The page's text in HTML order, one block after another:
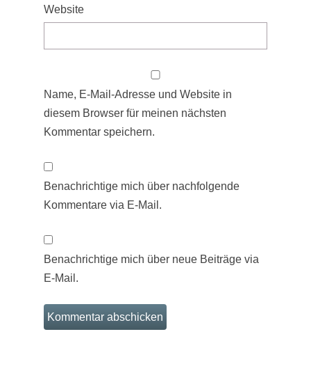
Website
Name, E-Mail-Adresse und Website in
diesem Browser für meinen nächsten
Kommentar speichern.
Benachrichtige mich über nachfolgende
Kommentare via E-Mail.
Benachrichtige mich über neue Beiträge via
E-Mail.